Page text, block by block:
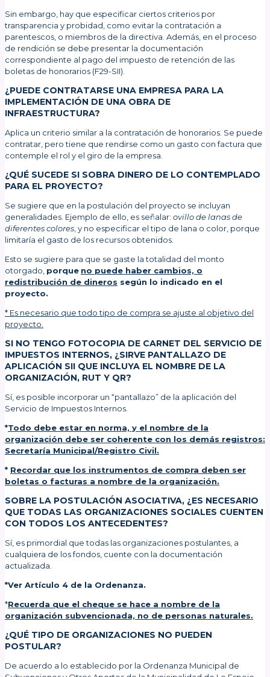
Sin embargo, hay que especificar ciertos criterios por
transparencia y probidad, como evitar la contratación a
parentescos, o miembros de la directiva. Además, en el proceso
de rendición se debe presentar la documentación
correspondiente al pago del impuesto de retención de las
boletas de honorarios (F29-SII).
¿PUEDE CONTRATARSE UNA EMPRESA PARA LA
IMPLEMENTACIÓN DE UNA OBRA DE
INFRAESTRUCTURA?
Aplica un criterio similar a la contratación de honorarios. Se puede
contratar, pero tiene que rendirse como un gasto con factura que
contemple el rol y el giro de la empresa.
¿QUÉ SUCEDE SI SOBRA DINERO DE LO CONTEMPLADO
PARA EL PROYECTO?
Se sugiere que en la postulación del proyecto se incluyan
generalidades. Ejemplo de ello, es señalar: ovillo de lanas de
diferentes colores , y no especificar el tipo de lana o color, porque
limitaría el gasto de los recursos obtenidos.
Esto se sugiere para que se gaste la totalidad del monto
otorgado, porque no puede haber cambios, o
redistribución de dineros según lo indicado en el
proyecto.
* Es necesario que todo tipo de compra se ajuste al objetivo del
proyecto.
SI NO TENGO FOTOCOPIA DE CARNET DEL SERVICIO DE
IMPUESTOS INTERNOS, ¿SIRVE PANTALLAZO DE
APLICACIÓN SII QUE INCLUYA EL NOMBRE DE LA
ORGANIZACIÓN, RUT Y QR?
Sí, es posible incorporar un “pantallazo” de la aplicación del
Servicio de Impuestos Internos.
*Todo debe estar en norma, y el nombre de la
organización debe ser coherente con los demás registros:
Secretaría Municipal/Registro Civil.
* Recordar que los instrumentos de compra deben ser
boletas o facturas a nombre de la organización.
SOBRE LA POSTULACIÓN ASOCIATIVA, ¿ES NECESARIO
QUE TODAS LAS ORGANIZACIONES SOCIALES CUENTEN
CON TODOS LOS ANTECEDENTES?
Sí, es primordial que todas las organizaciones postulantes, a
cualquiera de los fondos, cuente con la documentación
actualizada.
*Ver Artículo 4 de la Ordenanza.
*Recuerda que el cheque se hace a nombre de la
organización subvencionada, no de personas naturales.
¿QUÉ TIPO DE ORGANIZACIONES NO PUEDEN
POSTULAR?
De acuerdo a lo establecido por la Ordenanza Municipal de